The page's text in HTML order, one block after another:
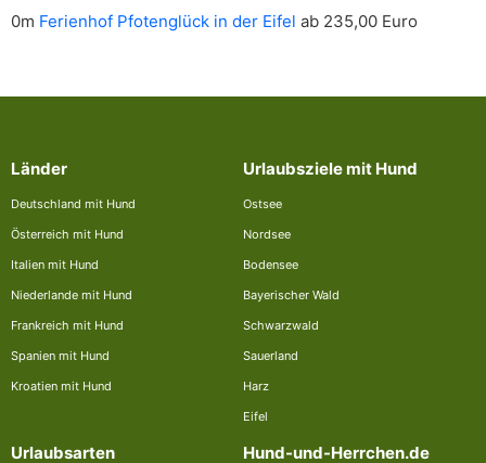
0m Ferienhof Pfotenglück in der Eifel ab 235,00 Euro
Länder
Deutschland mit Hund
Österreich mit Hund
Italien mit Hund
Niederlande mit Hund
Frankreich mit Hund
Spanien mit Hund
Kroatien mit Hund
Urlaubsziele mit Hund
Ostsee
Nordsee
Bodensee
Bayerischer Wald
Schwarzwald
Sauerland
Harz
Eifel
Urlaubsarten Hund-und-Herrchen.de